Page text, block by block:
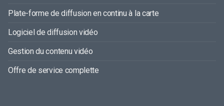
Plate-forme de diffusion en continu à la carte
Logiciel de diffusion vidéo
Gestion du contenu vidéo
Offre de service complette